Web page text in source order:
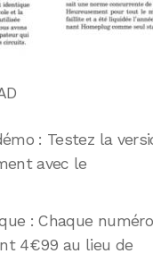
: Testez la
avec le
: Chaque
4€99 au lieu de